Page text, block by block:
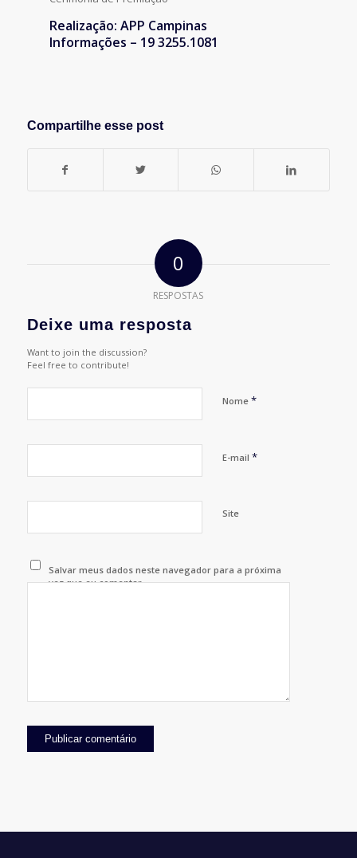
Realização: APP Campinas
Informações – 19 3255.1081
Compartilhe esse post
0
RESPOSTAS
Deixe uma resposta
Want to join the discussion?
Feel free to contribute!
Nome *
E-mail *
Site
Salvar meus dados neste navegador para a próxima
vez que eu comentar.